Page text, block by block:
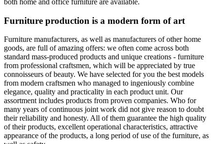
both home and office furniture are available.
Furniture production is a modern form of art
Furniture manufacturers, as well as manufacturers of other home
goods, are full of amazing offers: we often come across both
standard mass-produced products and unique creations - furniture
from professional craftsmen, which will be appreciated by true
connoisseurs of beauty. We have selected for you the best models
from modern craftsmen who managed to ingeniously combine
elegance, quality and practicality in each product unit. Our
assortment includes products from proven companies. Who for
many years of continuous joint work did not give reason to doubt
their reliability and honesty. All of them guarantee the high quality
of their products, excellent operational characteristics, attractive
appearance of the products, a long period of use of the furniture, as